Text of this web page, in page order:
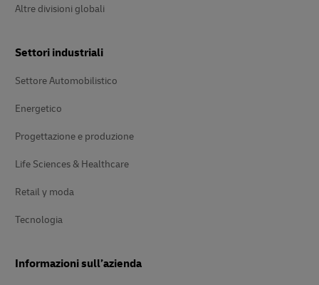
Altre divisioni globali
Settori industriali
Settore Automobilistico
Energetico
Progettazione e produzione
Life Sciences & Healthcare
Retail y moda
Tecnologia
Informazioni sull’azienda